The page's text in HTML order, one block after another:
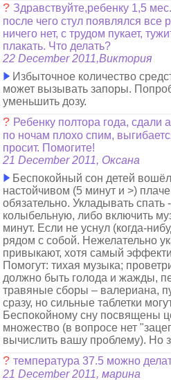
? Здравствуйте,ребенку 1,5
после чего стул появлялся все
ничего нет, с трудом пукает,
плакать. Что делать?
22 December 2011,Виктория
Избыточное количество
может вызывать запоры.
уменьшить дозу.
? Ребенку полтора года, сдали
по ночам плохо спим,
просит. Помогите!
21 December 2011, Оксана
Беспокойный сон детей
настойчивом (5 минут и >)
обязательно. Укладывать спать
колыбельную, либо включить
минут. Если не уснул (когда-
рядом с собой. Нежелательно
привыкают, хотя самый
Помогут: тихая музыка;
должно быть голода и жажды,
травяные сборы – валериана,
сразу, но сильные таблетки
Беспокойному сну посвящены
множество (в вопросе нет
вычислить вашу проблему). Но
?температура 37.5 можно
21 December 2011, марина